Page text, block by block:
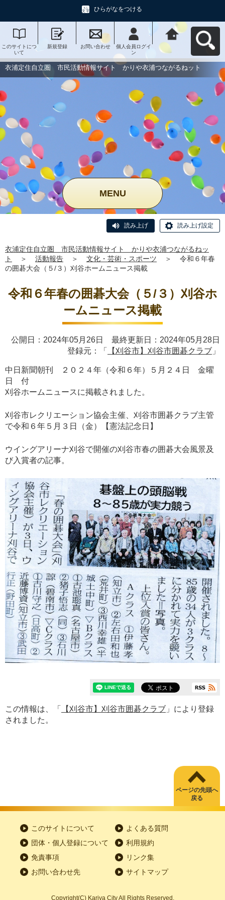
ひらがなをつける
このサイトにつ
いて
新規登録 お問い合わせ
個人会員ログイ
ン
衣浦定住自立
圏 市民活動情
報サイト かり
や衣浦つながる
ねットへ戻る
衣浦定住自立圏 市民活動情報サイト かりや衣浦つながるねット
MENU
読み上げ 読み上げ設定
衣浦定住自立圏 市民活動情報サイト かりや衣浦つながるねッ
ト
＞ 活動報告 ＞ 文化・芸術・スポーツ ＞
令和６年春
の囲碁大会（５/３）刈谷ホームニュース掲載
令和６年春の囲碁大会（５/３）刈谷ホ
ームニュース掲載
公開日：2024年05月26日 最終更新日：2024年05月28日
登録元：「
【刈谷市】刈谷市囲碁クラブ 」
中日新聞朝刊 ２０２４年（令和６年）５月２４日 金曜
日 付
刈谷ホームニュースに掲載されました。
刈谷市レクリエーション協会主催、刈谷市囲碁クラブ主管
で令和６年５月３日（金）【憲法記念日】
ウイングアリーナ刈谷で開催の刈谷市春の囲碁大会風景及
び入賞者の記事。
この情報は、「 【刈谷市】刈谷市囲碁クラブ 」により登録
されました。
ページの先頭へ
戻る
このサイトについて
よくある質問
団体・個人登録について
利用規約
免責事項
リンク集
お問い合わせ先
サイトマップ
Copyright(C) Kariya City All Rights Reserved.